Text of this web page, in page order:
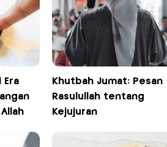
Era
Khutbah Jumat: Pesan
Rasulullah tentang
Kejujuran